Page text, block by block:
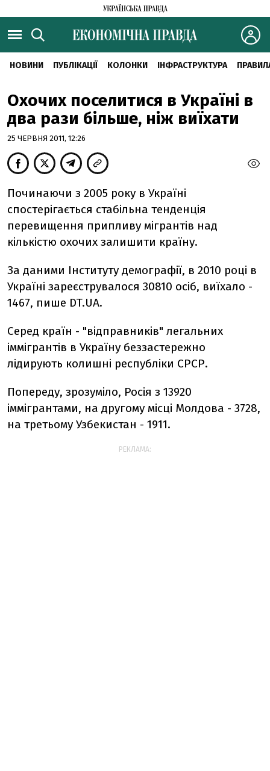
НОВИНИ ПУБЛІКАЦІЇ КОЛОНКИ ІНФРАСТРУКТУРА
Охочих поселитися в Україні в
два рази більше, ніж виїхати
25 ЧЕРВНЯ 2011, 12:26
Починаючи з 2005 року в Україні
спостерігається стабільна тенденція
перевищення припливу мігрантів над
кількістю охочих залишити країну.
За даними Інституту демографії, в 2010 році в
Україні зареєструвалося 30810 осіб, виїхало -
1467, пише DT.UA.
Серед країн - "відправників" легальних
іммігрантів в Україну беззастережно
лідирують колишні республіки СРСР.
Попереду, зрозуміло, Росія з 13920
іммігрантами, на другому місці Молдова - 3728,
на третьому Узбекистан - 1911.
РЕКЛАМА: